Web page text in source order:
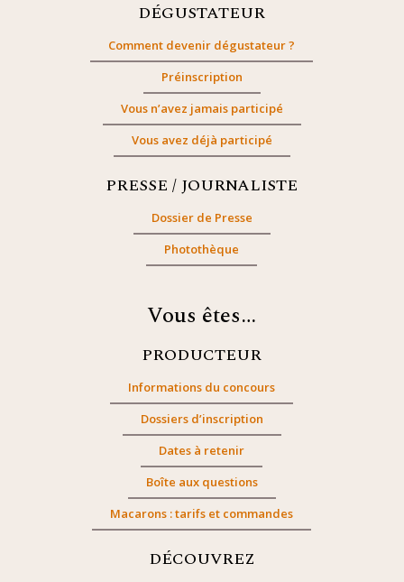
DÉGUSTATEUR
Comment devenir dégustateur ?
Préinscription
Vous n’avez jamais participé
Vous avez déjà participé
PRESSE / JOURNALISTE
Dossier de Presse
Photothèque
Vous êtes…
PRODUCTEUR
Informations du concours
Dossiers d’inscription
Dates à retenir
Boîte aux questions
Macarons : tarifs et commandes
DÉCOUVREZ